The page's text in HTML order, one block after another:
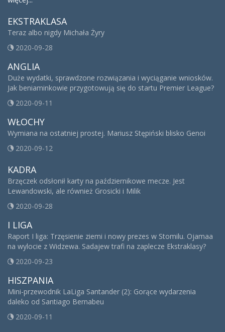
EKSTRAKLASA
Teraz albo nigdy Michała Żyry
2020-09-28
ANGLIA
Duże wydatki, sprawdzone rozwiązania i wyciąganie wniosków.
Jak beniaminkowie przygotowują się do startu Premier League?
2020-09-11
WŁOCHY
Wymiana na ostatniej prostej. Mariusz Stępiński blisko Genoi
2020-09-12
KADRA
Brzęczek odsłonił karty na październikowe mecze. Jest
Lewandowski, ale również Grosicki i Milik
2020-09-28
I LIGA
Raport I liga: Trzęsienie ziemi i nowy prezes w Stomilu. Ojamaa
na wylocie z Widzewa. Sadajew trafi na zaplecze Ekstraklasy?
2020-09-23
HISZPANIA
Mini-przewodnik LaLiga Santander (2): Gorące wydarzenia
daleko od Santiago Bernabeu
2020-09-11